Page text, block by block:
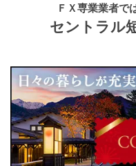
ＦＸ専業業者で
セントラル